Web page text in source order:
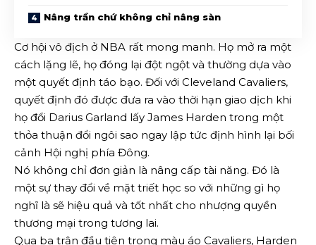
Nâng trần chứ không chỉ nâng sàn
Cơ hội vô địch ở NBA rất mong manh. Họ mở ra một
cách lặng lẽ, họ đóng lại đột ngột và thường dựa vào
một quyết định táo bạo. Đối với Cleveland Cavaliers,
quyết định đó được đưa ra vào thời hạn giao dịch khi
họ đổi Darius Garland lấy James Harden trong một
thỏa thuận đổi ngôi sao ngay lập tức định hình lại bối
cảnh Hội nghị phía Đông.
Nó không chỉ đơn giản là nâng cấp tài năng. Đó là
một sự thay đổi về mặt triết học so với những gì họ
nghĩ là sẽ hiệu quả và tốt nhất cho nhượng quyền
thương mại trong tương lai.
Qua ba trận đầu tiên trong màu áo Cavaliers, Harden